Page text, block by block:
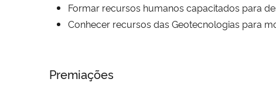
Formar recursos humanos capacitados para
Conhecer recursos das Geotecnologias para
Premiações